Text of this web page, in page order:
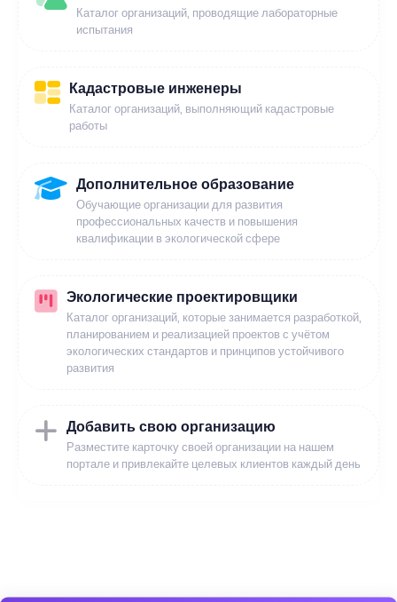
Каталог организаций, проводящие лабораторные
испытания
Кадастровые инженеры
Каталог организаций, выполняющий кадастровые
работы
Дополнительное образование
Обучающие организации для развития
профессиональных качеств и повышения
квалификации в экологической сфере
Экологические проектировщики
Каталог организаций, которые занимается разработкой,
планированием и реализацией проектов с учётом
экологических стандартов и принципов устойчивого
развития
Добавить свою организацию
Разместите карточку своей организации на нашем
портале и привлекайте целевых клиентов каждый день